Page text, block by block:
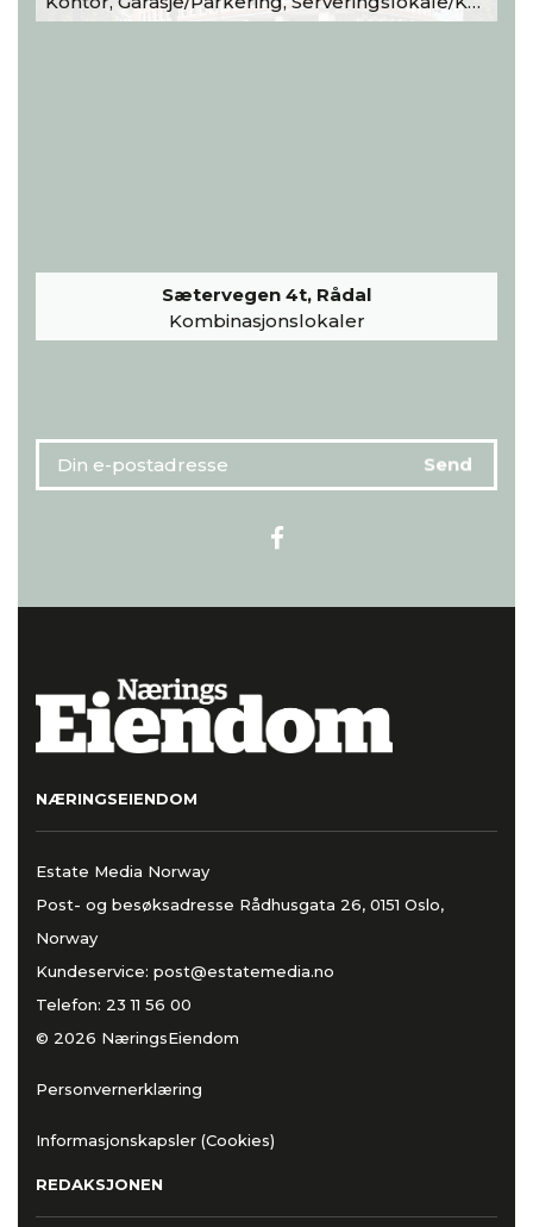
Sætervegen 4t, Rådal
Kombinasjonslokaler
NÆRINGSEIENDOM
Estate Media Norway
Post- og besøksadresse Rådhusgata 26, 0151 Oslo,
Norway
Kundeservice: post@estatemedia.no
Telefon: 23 11 56 00
© 2026 NæringsEiendom
Personvernerklæring
Informasjonskapsler (Cookies)
REDAKSJONEN